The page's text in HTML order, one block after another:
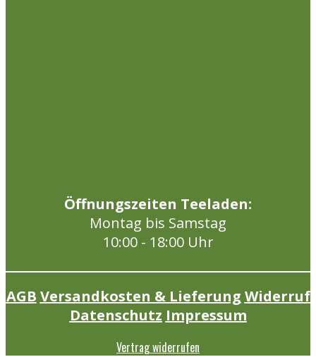
Öffnungszeiten Teeladen:
Montag bis Samstag
10:00 - 18:00 Uhr
AGB Versandkosten & Lieferung Widerruf
Datenschutz Impressum
Vertrag widerrufen